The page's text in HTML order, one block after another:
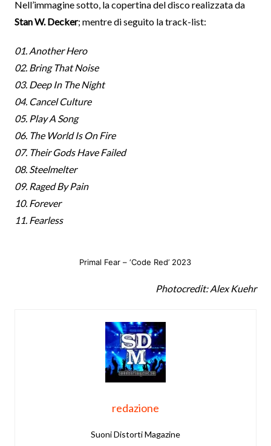
Nell’immagine sotto, la copertina del disco realizzata da
Stan W. Decker; mentre di seguito la track-list:
01. Another Hero
02. Bring That Noise
03. Deep In The Night
04. Cancel Culture
05. Play A Song
06. The World Is On Fire
07. Their Gods Have Failed
08. Steelmelter
09. Raged By Pain
10. Forever
11. Fearless
Primal Fear – ‘Code Red’ 2023
Photocredit: Alex Kuehr
redazione
Suoni Distorti Magazine